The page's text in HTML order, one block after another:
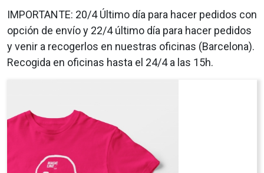
IMPORTANTE: 20/4 Último día para hacer pedidos con
opción de envío y 22/4 último día para hacer pedidos
y venir a recogerlos en nuestras oficinas (Barcelona).
Recogida en oficinas hasta el 24/4 a las 15h.
Camiseta de algodón orgánico. Ilustración de
Arianne Faber.
Modelo adulto:
tallas S / M / L / XL / XXL